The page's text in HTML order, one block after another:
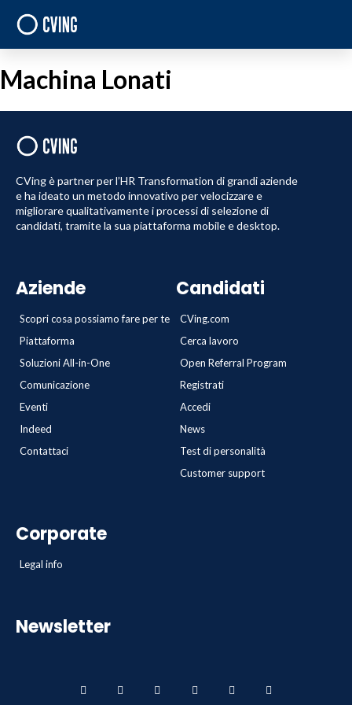
Machina Lonati
CVing è partner per l’HR Transformation di grandi aziende
e ha ideato un metodo innovativo per velocizzare e
migliorare qualitativamente i processi di selezione di
candidati, tramite la sua piattaforma mobile e desktop.
Aziende
Scopri cosa possiamo fare per te
Piattaforma
Soluzioni All-in-One
Comunicazione
Eventi
Indeed
Contattaci
Candidati
CVing.com
Cerca lavoro
Open Referral Program
Registrati
Accedi
News
Test di personalità
Customer support
Corporate
Legal info
Newsletter